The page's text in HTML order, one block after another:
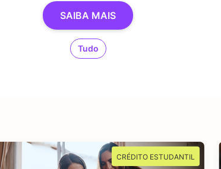
SAIBA MAIS
Tudo
CRÉDITO ESTUDANTIL